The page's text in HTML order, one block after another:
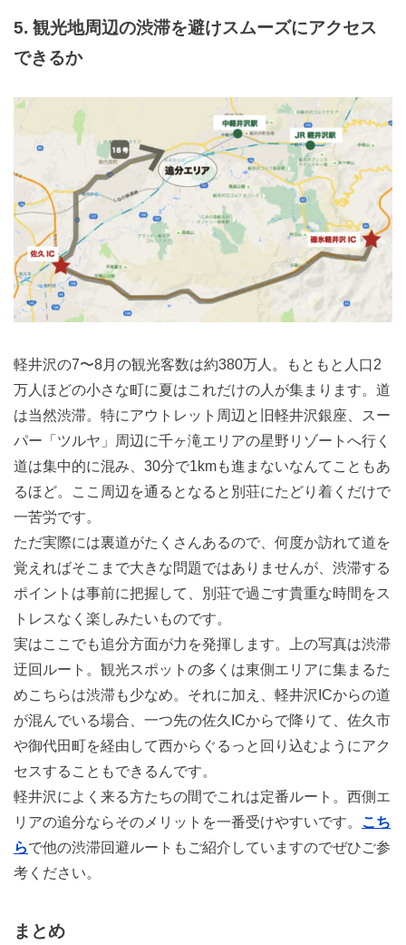
5. 観光地周辺の渋滞を避けスムーズにアクセス
できるか
軽井沢の7〜8月の観光客数は約380万人。もともと人口2
万人ほどの小さな町に夏はこれだけの人が集まります。道
は当然渋滞。特にアウトレット周辺と旧軽井沢銀座、スー
パー「ツルヤ」周辺に千ヶ滝エリアの星野リゾートへ行く
道は集中的に混み、30分で1kmも進まないなんてこともあ
るほど。ここ周辺を通るとなると別荘にたどり着くだけで
一苦労です。
ただ実際には裏道がたくさんあるので、何度か訪れて道を
覚えればそこまで大きな問題ではありませんが、渋滞する
ポイントは事前に把握して、別荘で過ごす貴重な時間をス
トレスなく楽しみたいものです。
実はここでも追分方面が力を発揮します。上の写真は渋滞
迂回ルート。観光スポットの多くは東側エリアに集まるた
めこちらは渋滞も少なめ。それに加え、軽井沢ICからの道
が混んでいる場合、一つ先の佐久ICからで降りて、佐久市
や御代田町を経由して西からぐるっと回り込むようにアク
セスすることもできるんです。
軽井沢によく来る方たちの間でこれは定番ルート。西側エ
リアの追分ならそのメリットを一番受けやすいです。 こち
らで他の渋滞回避ルートもご紹介していますのでぜひご参
考ください。
まとめ